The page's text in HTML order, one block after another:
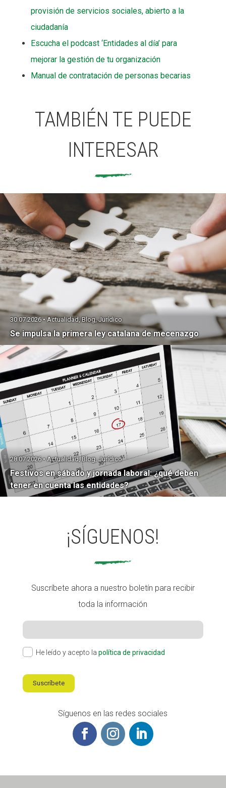
provisión de servicios sociales, abierto a la
ciudadanía
Escucha el podcast ‘Entidades al día’ para
mejorar la gestión de tu organización
Manual de contratación de personas becarias
TAMBIÉN TE PUEDE
INTERESAR
Se impulsa la primera ley catalana de mecenazgo
30.07.2026 • Actualidad, Blog, Jurídico
Festivos en sábado y jornada laboral: ¿qué deben
tener en cuenta las entidades?
28.07.2026 • Actualidad, Blog, Jurídico
¡SÍGUENOS!
Suscríbete ahora a nuestro boletín para recibir
toda la información
He leído y acepto la política de privacidad
Suscríbete
Síguenos en las redes sociales